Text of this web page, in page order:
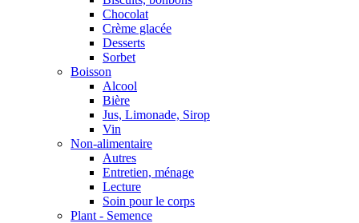
Chocolat
Crème glacée
Desserts
Sorbet
Boisson
Alcool
Bière
Jus, Limonade, Sirop
Vin
Non-alimentaire
Autres
Entretien, ménage
Lecture
Soin pour le corps
Plant - Semence